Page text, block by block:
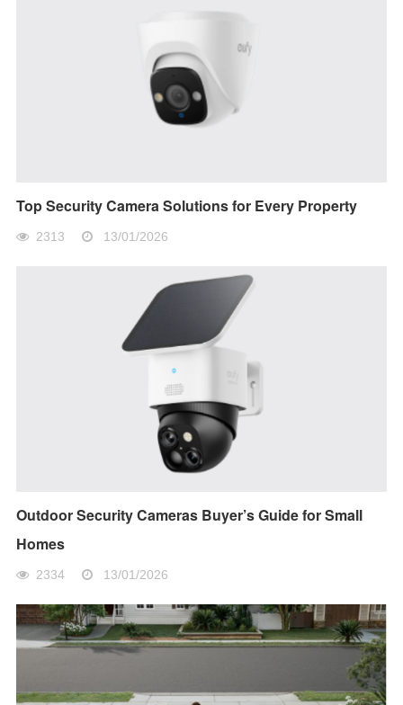
Top Security Camera Solutions for Every Property
2313 13/01/2026
Outdoor Security Cameras Buyer’s Guide for Small
Homes
2334 13/01/2026